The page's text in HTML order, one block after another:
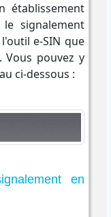
établissement
signalement
e-SIN que
Vous pouvez y
ci-dessous :
en